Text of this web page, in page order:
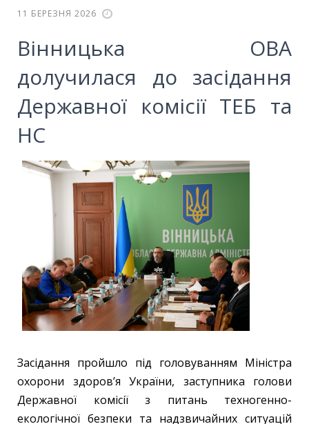
11 БЕРЕЗНЯ 2026
Вінницька ОВА
долучилася до засідання
Державної комісії ТЕБ та
НС
Засідання пройшло під головуванням Міністра
охорони здоровʼя України, заступника голови
Державної комісії з питань техногенно-
екологічної безпеки та надзвичайних ситуацій